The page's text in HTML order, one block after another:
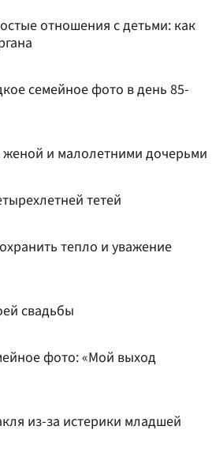
отношения с детьми: как
семейное фото в день 85-
и малолетними дочерьми
тетей
тепло и уважение
свадьбы
фото: «Мой выход
из-за истерики младшей